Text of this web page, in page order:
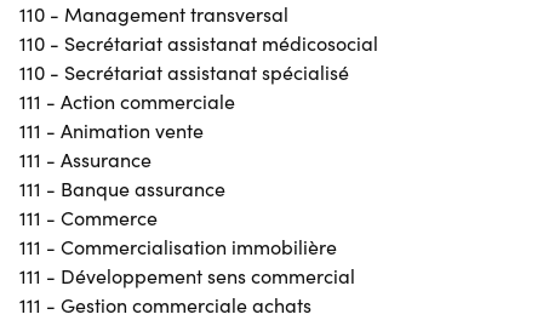
110 - Management transversal
110 - Secrétariat assistanat médicosocial
110 - Secrétariat assistanat spécialisé
111 - Action commerciale
111 - Animation vente
111 - Assurance
111 - Banque assurance
111 - Commerce
111 - Commercialisation immobilière
111 - Développement sens commercial
111 - Gestion commerciale achats